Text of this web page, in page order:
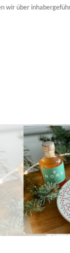
wir über